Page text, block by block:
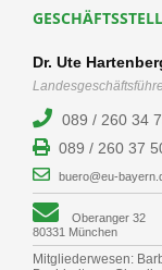
Dr. Ute
089 / 260 34
089 / 260 37
buero@eu-
Oberanger 32
80331 München
Mitgliederwesen: